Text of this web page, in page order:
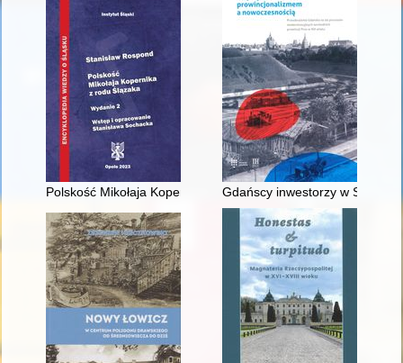
Polskość Mikołaja Kopernika z rodu Ślązaka
Gdańscy inwestorzy w